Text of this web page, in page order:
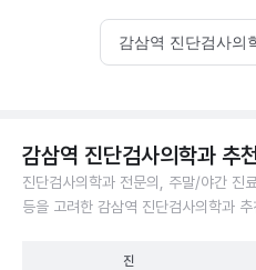
감삼역 진단검사의
감삼역 진단검사의학과 추
진단검사의학과 전문의, 주말/야간 진
등을 고려한 감삼역 진단검사의학과
진